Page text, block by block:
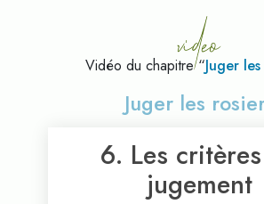
video
Vidéo du chapitre “Juger
Juger les
6. Les
jugement